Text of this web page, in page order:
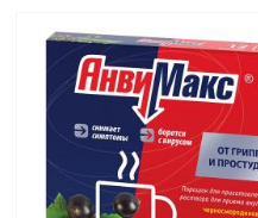
от почти белого до
оттенком цвета с
или лимона, или
чёрной смородины).
единичных гранул
Раствор после
или с желтоватым